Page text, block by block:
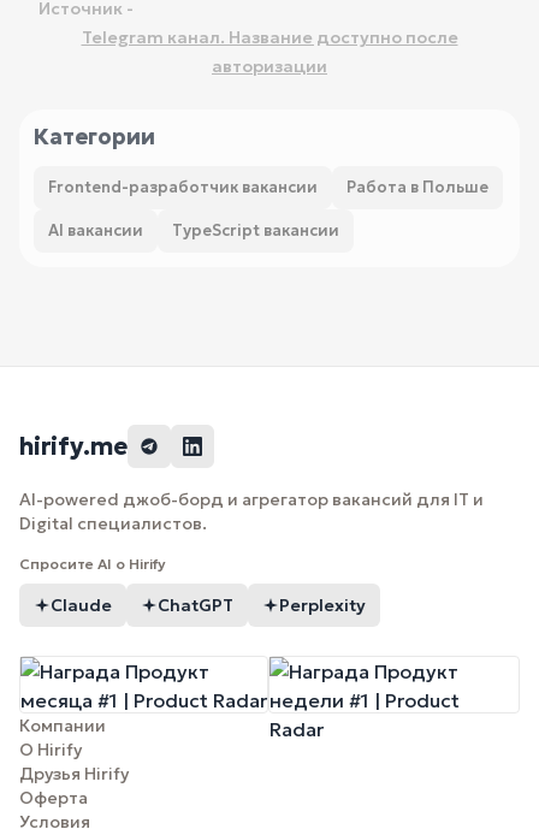
Источник -
Telegram канал. Название доступно после
авторизации
Категории
Frontend-разработчик вакансии Работа в Польше
AI вакансии TypeScript вакансии
hirify.me
AI-powered джоб-борд и агрегатор вакансий для IT и
Digital специалистов.
Спросите AI о Hirify
Claude ChatGPT Perplexity
Компании
О Hirify
Друзья Hirify
Оферта
Условия